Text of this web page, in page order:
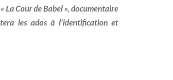
La Cour de Babel », documentaire
les ados à l’identification et